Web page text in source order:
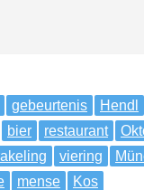
gebeurtenis Hendl
bier restaurant
viering
mense Kos